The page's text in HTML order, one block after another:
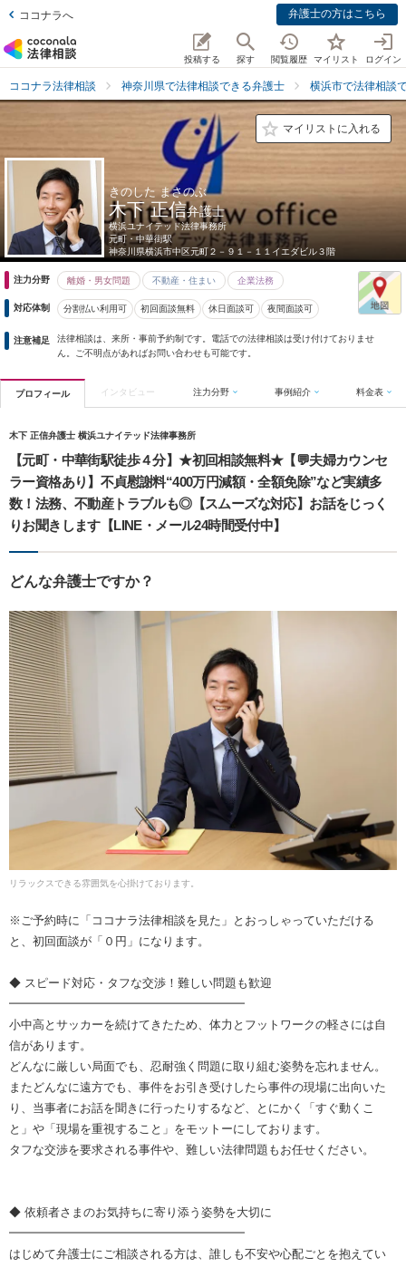
ココナラへ 弁護士の方はこちら
投稿する 探す 閲覧履歴 マイリスト ログイン
ココナラ法律相談 神奈川県で法律相談できる弁護士 横浜市で法律相談
マイリストに入れる
きのした まさのぶ
木下 正信弁護士
横浜ユナイテッド法律事務所
元町・中華街駅
神奈川県横浜市中区元町２－９１－１１イエダビル３階
注力分野 離婚・男女問題 不動産・住まい 企業法務
対応体制 分割払い利用可 初回面談無料 休日面談可 夜間面談可
注意補足
法律相談は、来所・事前予約制です。電話での法律相談は受け付けておりませ
ん。ご不明点があればお問い合わせも可能です。
プロフィール インタビュー 注力分野 事例紹介 料金表
木下 正信弁護士 横浜ユナイテッド法律事務所
【元町・中華街駅徒歩４分】★初回相談無料★【💬夫婦カウンセ
ラー資格あり】不貞慰謝料“400万円減額・全額免除”など実績多
数！法務、不動産トラブルも◎【スムーズな対応】お話をじっく
りお聞きします【LINE・メール24時間受付中】
どんな弁護士ですか？
リラックスできる雰囲気を心掛けております。
※ご予約時に「ココナラ法律相談を見た」とおっしゃっていただける
と、初回面談が「０円」になります。
◆ スピード対応・タフな交渉！難しい問題も歓迎
━━━━━━━━━━━━━━━━━━━━
小中高とサッカーを続けてきたため、体力とフットワークの軽さには自
信があります。
どんなに厳しい局面でも、忍耐強く問題に取り組む姿勢を忘れません。
またどんなに遠方でも、事件をお引き受けしたら事件の現場に出向いた
り、当事者にお話を聞きに行ったりするなど、とにかく「すぐ動くこ
と」や「現場を重視すること」をモットーにしております。
タフな交渉を要求される事件や、難しい法律問題もお任せください。
◆ 依頼者さまのお気持ちに寄り添う姿勢を大切に
━━━━━━━━━━━━━━━━━━━━
はじめて弁護士にご相談される方は、誰しも不安や心配ごとを抱えてい